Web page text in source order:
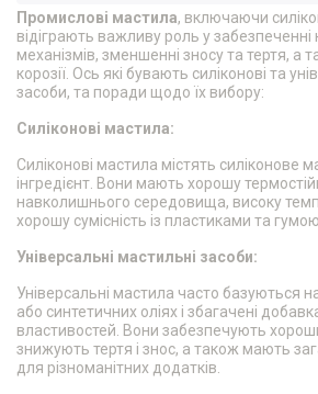
Промислові мастила, включаючи
відіграють важливу роль у
механізмів, зменшенні зносу та тертя, а
корозії. Ось які бувають силіконові та
засоби, та поради щодо їх вибору:
Силіконові мастила:
Силіконові мастила містять силіконове
інгредієнт. Вони мають хорошу
навколишнього середовища, високу
хорошу сумісність із пластиками та
Універсальні мастильні засоби:
Універсальні мастила часто базуються
або синтетичних оліях і збагачені
властивостей. Вони забезпечують
знижують тертя і знос, а також мають
для різноманітних додатків.